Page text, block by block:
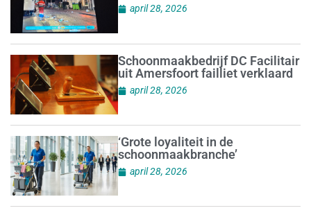
april 28, 2026
Schoonmaakbedrijf DC Facilitair
uit Amersfoort failliet verklaard
april 28, 2026
‘Grote loyaliteit in de
schoonmaakbranche’
april 28, 2026